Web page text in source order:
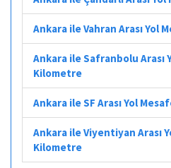
Ankara ile Vahran Arası Yol
Ankara ile Safranbolu Arası
Kilometre
Ankara ile SF Arası Yol
Ankara ile Viyentiyan Arası
Kilometre